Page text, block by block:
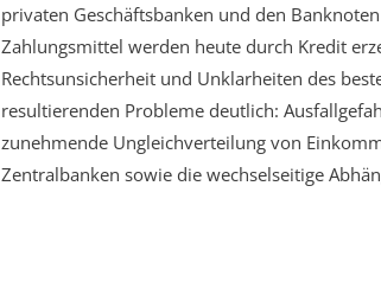
privaten Geschäftsbanken und den
Zahlungsmittel werden heute durch Kredit
Rechtsunsicherheit und Unklarheiten des
resultierenden Probleme deutlich:
zunehmende Ungleichverteilung von
Zentralbanken sowie die wechselseitige